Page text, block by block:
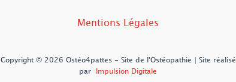
Mentions Légales
Copyright © 2026 Ostéo4pattes - Site de l'Ostéopathie | Site réalisé
par Impulsion Digitale